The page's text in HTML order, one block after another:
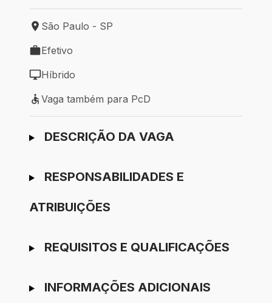
Local de trabalho: São Paulo - SP
São Paulo - SP
Tipo de vaga: Efetivo
Efetivo
Modelo de trabalho: Híbrido
Híbrido
Vaga também para PcD
Vaga também para PcD
Ir para candidatura
DESCRIÇÃO DA VAGA
RESPONSABILIDADES E
ATRIBUIÇÕES
REQUISITOS E QUALIFICAÇÕES
INFORMAÇÕES ADICIONAIS